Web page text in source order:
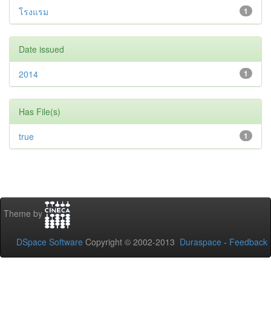
1
โรงแรม
Date issued
1
2014
Has File(s)
1
true
Theme by
DSpace Software Copyright © 2002-2013 Duraspace - Feedback